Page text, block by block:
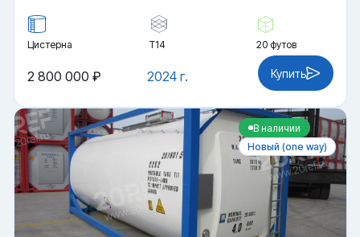
Цистерна Т14 20 футов
2024 г.
2 800 000 ₽ Купить
В наличии
Новый (one way)